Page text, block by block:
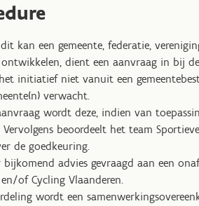
kan een gemeente, federatie,
dient een aanvraag in bij
initiatief niet vanuit een
verwacht.
wordt deze, indien van
Vervolgens beoordeelt het team
de goedkeuring.
advies gevraagd aan een
of Cycling Vlaanderen.
wordt een